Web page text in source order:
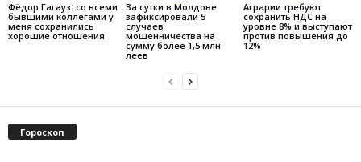
Фёдор Гагауз: со всеми
бывшими коллегами у
меня сохранились
хорошие отношения
За сутки в Молдове
зафиксировали 5
случаев
мошенничества на
сумму более 1,5 млн
леев
Аграрии требуют
сохранить НДС на
уровне 8% и выступают
против повышения до
12%
Гороскоп